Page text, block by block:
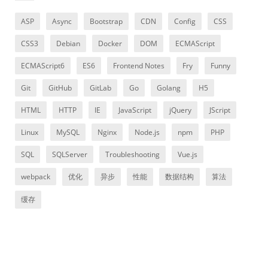
ASP Async Bootstrap CDN Config CSS
CSS3 Debian Docker DOM ECMAScript
ECMAScript6 ES6 Frontend Notes Fry Funny
Git GitHub GitLab Go Golang H5
HTML HTTP IE JavaScript jQuery JScript
Linux MySQL Nginx Node.js npm PHP
SQL SQLServer Troubleshooting Vue.js
webpack 优化 异步 性能 数据结构 算法
缓存